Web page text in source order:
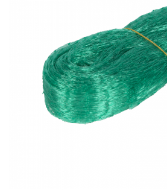
Piese de schimb vehicule electrice
Scutere electrice
Scutere pe benzina
Tricicluri cargo fara permis
Tricicluri persoane
Trotinete electrice